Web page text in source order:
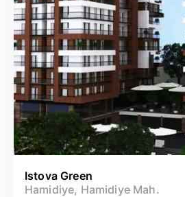
Istova Green
Hamidiye, Hamidiye Mah.